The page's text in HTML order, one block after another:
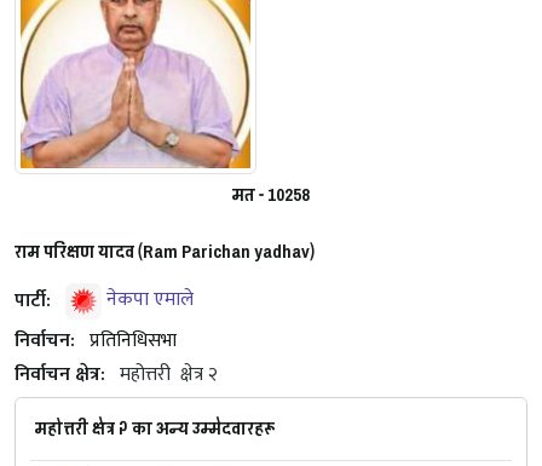
मत - 10258
राम परिक्षण यादव (Ram Parichan yadhav)
पार्टी:
नेकपा एमाले
निर्वाचन: प्रतिनिधिसभा
निर्वाचन क्षेत्र: महोत्तरी क्षेत्र २
महोत्तरी क्षेत्र २ का अन्य उम्मेदवारहरू